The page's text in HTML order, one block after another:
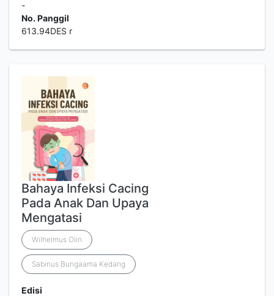
-
No. Panggil
613.94DES r
Bahaya Infeksi Cacing
Pada Anak Dan Upaya
Mengatasi
Wilhelmus Olin
Sabinus Bungaama Kedang
Edisi